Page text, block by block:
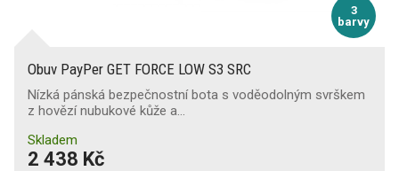
3
barvy
Obuv PayPer GET FORCE LOW S3 SRC
Nízká pánská bezpečnostní bota s voděodolným svrškem
z hovězí nubukové kůže a…
Skladem
2 438 Kč